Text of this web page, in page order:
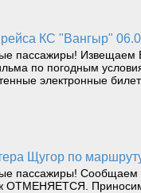
рейса КС "Вангыр"
пассажиры! Извещаем
по погодным
электронные
Щугор по
пассажиры! Сообщаем
ОТМЕНЯЕТСЯ. Приносим